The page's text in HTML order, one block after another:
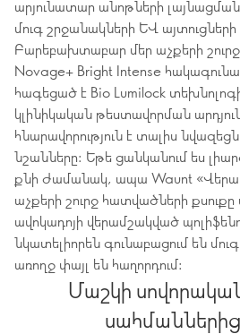
արյունատար անոթների
մուգ շրջանակների և
Բարեբախտաբար մեր աչքերի
Novage+ Bright Intense
հագեցած է Bio Lumilock
կլինիկական թեստավորման
հնարավորություն է տալիս
նշանները: Եթե ցանկանում ես
քնի ժամանակ, ապա Waunt
աչքերի շուրջ հատվածների քսուքը
ավոկադոյի վերամշակված
նկատելիորեն գունաբացում են
առողջ փայլ են հաղորդում:
Մաշկի
սահմաններից